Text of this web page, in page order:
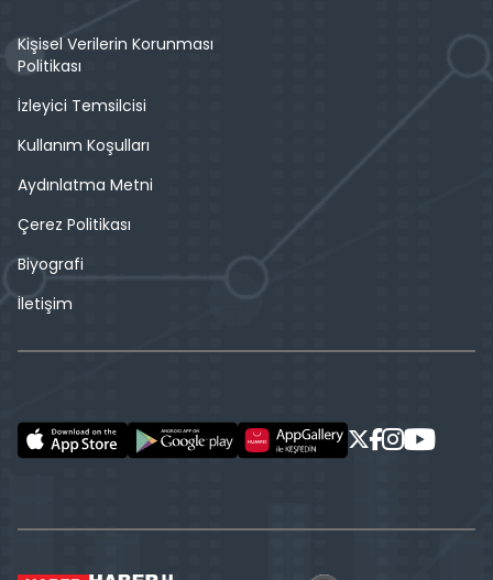
Kişisel Verilerin Korunması
Politikası
İzleyici Temsilcisi
Kullanım Koşulları
Aydınlatma Metni
Çerez Politikası
Biyografi
İletişim